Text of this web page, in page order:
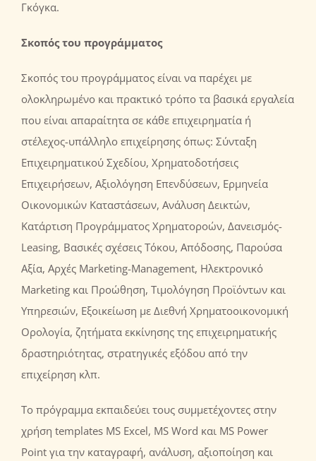
Γκόγκα.
Σκοπόςτου προγράμματος
Σκοπός του προγράμματος είναι να παρέχει με
ολοκληρωμένο και πρακτικό τρόπο τα βασικά εργαλεία
που είναι απαραίτητα σε κάθε επιχειρηματία ή
στέλεχος-υπάλληλο επιχείρησης όπως: Σύνταξη
Επιχειρηματικού Σχεδίου, Χρηματοδοτήσεις
Επιχειρήσεων, Αξιολόγηση Επενδύσεων, Ερμηνεία
Οικονομικών Καταστάσεων, Ανάλυση Δεικτών,
Κατάρτιση Προγράμματος Χρηματοροών, Δανεισμός-
Leasing, Βασικές σχέσεις Τόκου, Απόδοσης, Παρούσα
Αξία, Αρχές Marketing-Management, Ηλεκτρονικό
Marketing και Προώθηση, Τιμολόγηση Προϊόντων και
Υπηρεσιών, Εξοικείωση με Διεθνή Χρηματοοικονομική
Ορολογία, ζητήματα εκκίνησης της επιχειρηματικής
δραστηριότητας, στρατηγικές εξόδου από την
επιχείρηση κλπ.
Το πρόγραμμα εκπαιδεύει τους συμμετέχοντες στην
χρήση templates MS Excel, MS Word και MS Power
Point για την καταγραφή, ανάλυση, αξιοποίηση και